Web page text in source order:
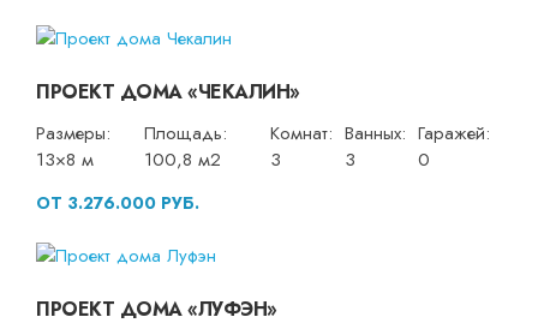
ПРОЕКТ ДОМА «ЧЕКАЛИН»
Размеры:
13×8 м
Площадь:
100,8 м2
Комнат:
3
Ванных:
3
Гаражей:
0
ОТ 3.276.000 РУБ.
ПРОЕКТ ДОМА «ЛУФЭН»